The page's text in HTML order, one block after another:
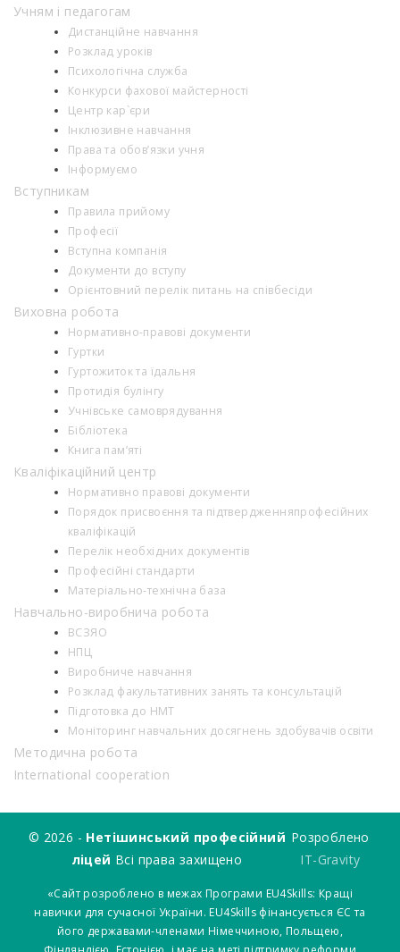
Учням і педагогам
Дистанційне навчання
Розклад уроків
Психологiчна служба
Конкурси фахової майстерності
Центр кар`єри
Інклюзивне навчання
Права та обов’язки учня
Інформуємо
Вступникам
Правила прийому
Професії
Вступна компанія
Документи до вступу
Орієнтовний перелік питань на співбесіди
Виховна робота
Нормативно-правові документи
Гуртки
Гуртожиток та їдальня
Протидія булінгу
Учнівське самоврядування
Бібліотека
Книга пам’яті
Кваліфікаційний центр
Нормативно правові документи
Порядок присвоєння та підтвердженняпрофесійних
кваліфікацій
Перелік необхідних документів
Професійні стандарти
Матеріально-технічна база
Навчально-виробнича робота
ВСЗЯО
НПЦ
Виробниче навчання
Розклад факультативних занять та консультацій
Підготовка до НМТ
Моніторинг навчальних досягнень здобувачів освіти
Методична робота
International cooperation
© 2026 - Нетішинський професійний
ліцей Всі права захищено
Розроблено
IT-Gravity
«Сайт розроблено в межах Програми EU4Skills: Кращі
навички для сучасної України. EU4Skills фінансується ЄС та
його державами-членами Німеччиною, Польщею,